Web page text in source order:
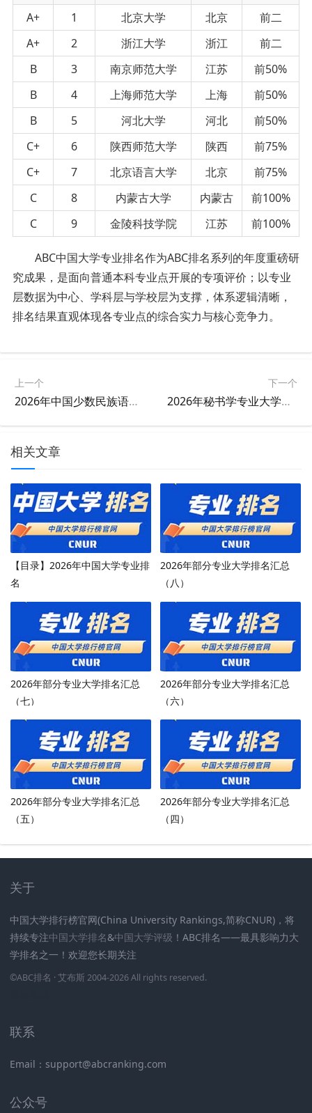
A+
1 北京大学 北京
前二
A+
2 浙江大学 浙江
前二
B
3 南京师范大学 江苏
前50%
B
4 上海师范大学 上海
前50%
B
5 河北大学 河北
前50%
C+
6 陕西师范大学 陕西
前75%
C+
7 北京语言大学 北京
前75%
C
8 内蒙古大学 内蒙古
前100%
C
9 金陵科技学院 江苏 前100%
ABC中国大学专业排名作为ABC排名系列的年度重磅研
究成果，是面向普通本科专业点开展的专项评价；以专业
层数据为中心、学科层与学校层为支撑，体系逻辑清晰，
排名结果直观体现各专业点的综合实力与核心竞争力。
上一个
2026年中国少数民族语言文学专业大学排名
下一个
2026年秘书学专业大学排名
相关文章
【目录】2026年中国大学专业排
名
2026年部分专业大学排名汇总
（八）
2026年部分专业大学排名汇总
（七）
2026年部分专业大学排名汇总
（六）
2026年部分专业大学排名汇总
（五）
2026年部分专业大学排名汇总
（四）
关于
中国大学排行榜官网(China University Rankings,简称CNUR)，将
持续专注中国大学排名&中国大学评级 ！ABC排名——最具影响力大
学排名之一！欢迎您长期关注
©ABC排名 · 艾布斯 2004-2026 All rights reserved.
联系
Email：support@abcranking.com
公众号